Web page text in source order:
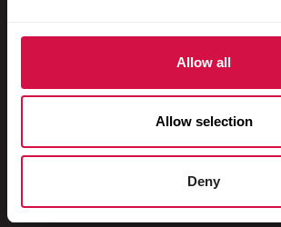
Allow all
Allow selection
Deny
Sierduiven
Fretten